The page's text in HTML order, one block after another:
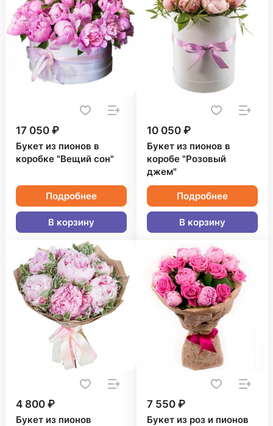
17 050 ₽
Букет из пионов в
коробке "Вещий сон"
Подробнее
В корзину
10 050 ₽
Букет из пионов в
коробе "Розовый
джем"
Подробнее
В корзину
4 800 ₽
Букет из пионов
7 550 ₽
Букет из роз и пионов